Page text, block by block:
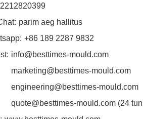
2212820399
parim aeg hallitus
+86 189 2287 9832
info@besttimes-mould.com
marketing@besttimes-mould.com
engineering@besttimes-mould.com
quote@besttimes-mould.com (24